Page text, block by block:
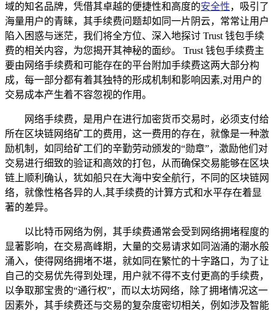
域的知名品牌，凭借其卓越的便捷性和高度的安全性，吸引了
海量用户的青睐，其手续费问题却如同一片阴云，常常让用户
陷入困惑与迷茫，我们将全方位、深入地探讨 Trust 钱包手续
费的相关内容，为您揭开其神秘的面纱。 Trust 钱包手续费主
要由网络手续费和可能存在的平台附加手续费这两大部分构
成，每一部分都有着其独特的形成机制和影响因素,对用户的
交易成本产生着不容忽视的作用。
网络手续费，是用户在进行加密货币交易时，必须支付给
所在区块链网络矿工的费用，这一费用的存在，就像是一种激
励机制，如同给矿工们的辛勤劳动颁发的“勋章”，激励他们对
交易进行细致的验证和高效的打包，从而确保交易能够在区块
链上顺利确认，犹如船只在大海中安全航行，不同的区块链网
络，就像性格各异的人,其手续费的计算方式和水平存在着显
著的差异。
以比特币网络为例，其手续费通常会受到网络拥堵程度的
显著影响，在交易高峰期，大量的交易请求如同汹涌的潮水般
涌入，使得网络拥堵不堪，就如同在繁忙的十字路口，为了让
自己的交易优先得到处理，用户就不得不支付更高的手续费，
以争取那宝贵的“通行权”，而以太坊网络，除了拥堵情况这一
因素外，其手续费还与交易的复杂度密切相关，例如涉及智能